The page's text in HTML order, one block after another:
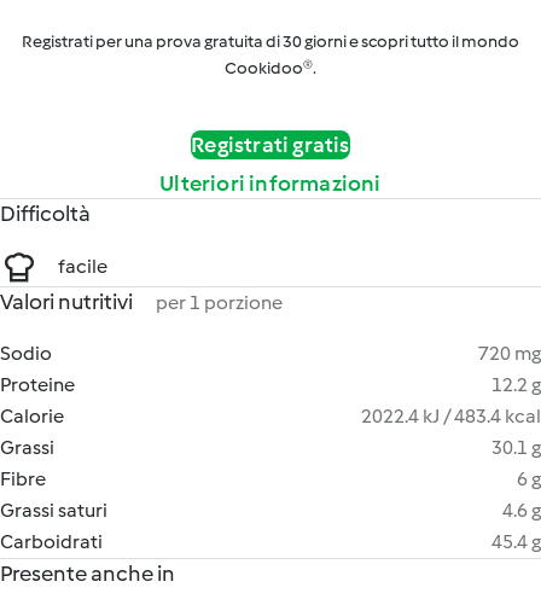
Registrati per una prova gratuita di 30 giorni e scopri tutto il mondo
Cookidoo®.
Registrati gratis
Ulteriori informazioni
Difficoltà
facile
Valori nutritivi per 1 porzione
Sodio
720 mg
Proteine
12.2 g
Calorie
2022.4 kJ / 483.4 kcal
Grassi
30.1 g
Fibre
6 g
Grassi saturi
4.6 g
Carboidrati
45.4 g
Presente anche in